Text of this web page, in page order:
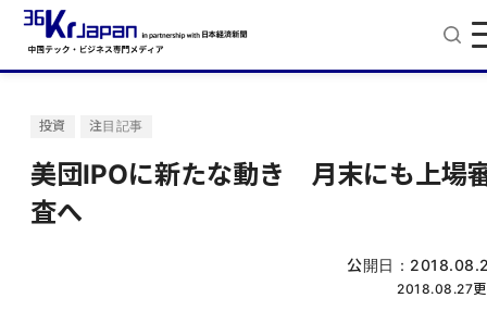
投資 注目記事
美団IPOに新たな動き 月末にも上場
査へ
公開日：
2018.08.27